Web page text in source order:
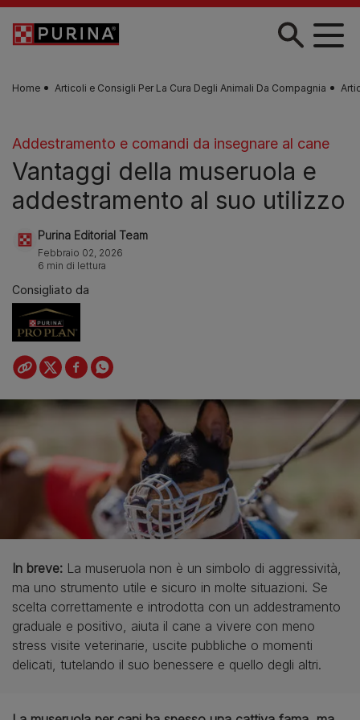
Skip to main content
Home Articoli e Consigli Per La Cura Degli Animali Da Compagnia
Addestramento e comandi da insegnare al cane
Vantaggi della museruola e
addestramento al suo utilizzo
Purina Editorial Team
Febbraio 02, 2026
6 min di lettura
Consigliato da
In breve: La museruola non è un simbolo di aggressività,
ma uno strumento utile e sicuro in molte situazioni. Se
scelta correttamente e introdotta con un addestramento
graduale e positivo, aiuta il cane a vivere con meno
stress visite veterinarie, uscite pubbliche o momenti
delicati, tutelando il suo benessere e quello degli altri.